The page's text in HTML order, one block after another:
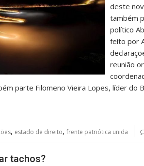
deste
também
político
feito por
reunião
parte Filomeno Vieira Lopes, líder do
, estado de direito, frente patriótica unida
tachos?